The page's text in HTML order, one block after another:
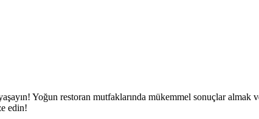
Yoğun restoran mutfaklarında mükemmel sonuçlar almak
edin!